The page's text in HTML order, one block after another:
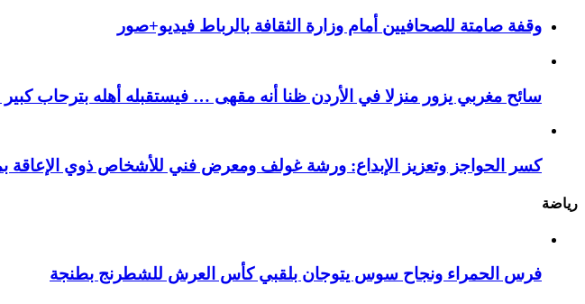
وقفة صامتة للصحافيين أمام وزارة الثقافة بالرباط فيديو+صور
سائح مغربي يزور منزلا في الأردن ظنا أنه مقهى … فيستقبله أهله بترحاب كبير
كسر الحواجز وتعزيز الإبداع: ورشة غولف ومعرض فني للأشخاص ذوي الإعاقة
رياضة
فرس الحمراء ونجاح سوس يتوجان بلقبي كأس العرش للشطرنج بطنجة